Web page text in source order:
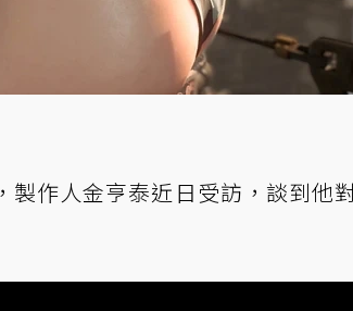
作人金亨泰近日受訪，談到他